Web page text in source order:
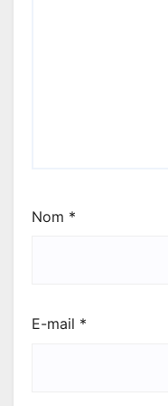
Nom *
E-mail *